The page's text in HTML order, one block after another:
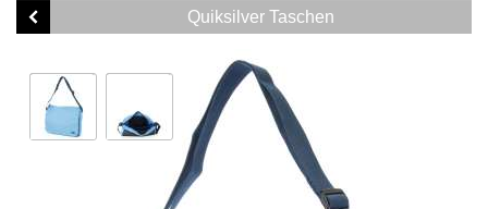
Quiksilver Taschen